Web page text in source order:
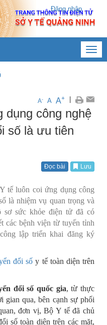
Đăng nhập
A- A A+
dụng công nghệ
số là ưu tiên
Đọc bài Lưu
tế luôn coi ứng dụng công
là nhiệm vụ quan trọng và
sơ sức khỏe điện tử đã có
các bệnh viện từ tuyến tỉnh
lập triển khai đăng ký
đổi số y tế toàn diện trên
đổi số quốc gia, từ thực
gian qua, bên cạnh sự phối
đơn vị, Bộ Y tế đã chủ
số toàn diện trên các mặt,